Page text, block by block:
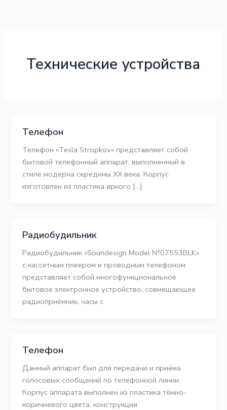
Технические устройства
Телефон
Телефон «Tesla Stropkov» представляет собой
бытовой телефонный аппарат, выполненный в
стиле модерна середины XX века. Корпус
изготовлен из пластика яркого […]
Радиобудильник
Радиобудильник «Soundesign Model №07553BLK»
с кассетным плеером и проводным телефоном
представляет собой многофункциональное
бытовое электронное устройство, совмещающее
радиоприёмник, часы с
Телефон
Данный аппарат был для передачи и приёма
голосовых сообщений по телефонной линии.
Корпус аппарата выполнен из пластика тёмно-
коричневого цвета, конструкция